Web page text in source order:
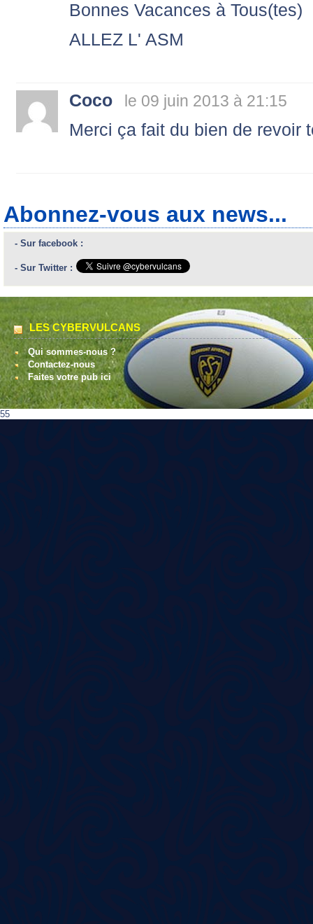
Bonnes Vacances à Tous(tes)
ALLEZ L' ASM
Coco le 09 juin 2013 à 21:15
Merci ça fait du bien de revoir
Abonnez-vous aux news...
- Sur facebook :
- Sur Twitter :
LES CYBERVULCANS
Qui sommes-nous ?
Contactez-nous
Faites votre pub ici
55